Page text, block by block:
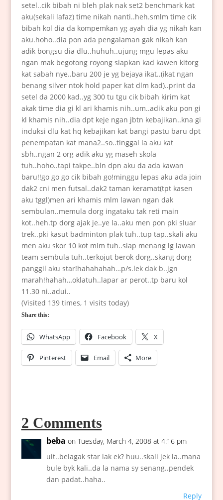
setel..cik bibah ni bleh plak nak set2 benchmark kat
aku(sekali lafaz) time nikah nanti..heh.smlm time cik
bibah kol dia da kompemkan yg ayah dia yg nikah kan
aku.hoho..dia pon ada pengalaman gak nikah kan
adik bongsu dia dlu..huhuh..ujung mgu lepas aku
ngan mak begotong royong siapkan kad kawen kitorg
kat sabah nye..baru 200 je yg bejaya ikat..(ikat ngan
benang silver ntok hold paper kat dlm kad)..print da
setel da 2000 kad..yg 300 tu tgu cik bibah kirim kat
akak time dia gi kl ari khamis nih..um..adik aku pon gi
kl khamis nih..dia dpt keje ngan jbtn kebajikan..kna gi
induksi dlu kat hq kebajikan kat bangi pastu baru dpt
penempatan kat mana2..so..tinggal la aku kat
sbh..ngan 2 org adik aku yg maseh skola
tuh..hoho..tapi takpe..bln dpn aku da ada kawan
baru!!go go go cik bibah go!minggu lepas aku ada join
dak2 cni men futsal..dak2 taman keramat(tpt kasen
aku tggl)men ari khamis mlm lawan ngan dak
sembulan..memula dorg ingataku tak reti main
kot..heh.tp dorg ajak je..ye la..aku men pon pki sluar
trek..pki kasut badminton plak tuh..tup tap..skali aku
men aku skor 10 kot mlm tuh..siap menang lg lawan
team sembula tuh..terkojut berok dorg..skang dorg
panggil aku star!hahahahah…p/s.lek dak b..jgn
marah!hahah…oklatuh..lapar ar perot..tp baru kol
11.30 ni..adui..
(Visited 139 times, 1 visits today)
Share this:
WhatsApp Facebook X
Pinterest Email More
2 Comments
beba on Tuesday, March 4, 2008 at 4:16 pm
uit..belagak star lak ek? huu..skali jek la..mana
bule byk kali..da la nama sy senang..pendek
dan padat..haha..
Reply